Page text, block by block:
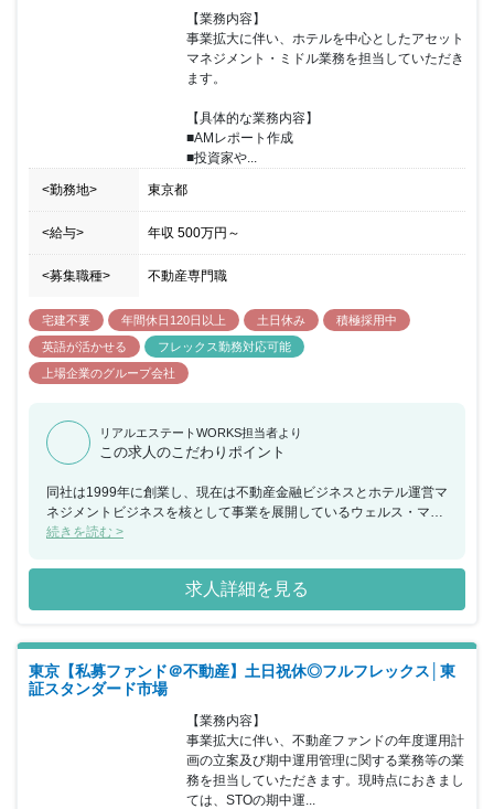
で取得できるリフレッシュ休暇やコアタイム無しのフル・フレック
スなので、ご自身の裁量で出勤時間を調整出来ます。その他にも資
格支援、住宅手当、フリードリンクなどの福利厚生がございます。
【業務内容】
事業拡大に伴い、ホテルを中心としたアセット
マネジメント・ミドル業務を担当していただき
ます。
【具体的な業務内容】
■AMレポート作成
■投資家や...
<勤務地> 東京都
<給与> 年収 500万円 ～
<募集職種> 不動産専門職
宅建不要 年間休日120日以上 土日休み
積極採用中
英語が活かせる
フレックス勤務対応可能
上場企業のグループ会社
リアルエステートWORKS担当者より
この求人のこだわりポイント
同社は1999年に創業し、現在は不動産金融ビジネスとホテル運営マ
ネジメントビジネスを核として事業を展開しているウェルス・マネ
ジメント株式会社（2022年4月東証スタンダード市場上場）のグル
特徴で、同社の主要メンバーは、過去4,000億円の不動産及び債権
案件に関わることで、不動産投資マーケットにおいて実績を積み、
アセットマネジメント業務の領域でも我が国の不動産金融市場の黎
応えするサービスの提供を可能にするため、同社は広範囲かつ細や
かなネットワークを構築しています。 【同社の魅力】 全社員の顔
が見えやすく、風通しの良い社風です。また有給以外にも5日連続
で取得できるリフレッシュ休暇やコアタイム無しのフル・フレック
スなので、ご自身の裁量で出勤時間を調整出来ます。その他にも資
格支援、住宅手当、フリードリンクなどの福利厚生がございます。
続きを読む >
求人詳細を見る
東京【私募ファンド＠不動産】土日祝休◎フルフレックス│東
証スタンダード市場
【業務内容】
事業拡大に伴い、不動産ファンドの年度運用計
画の立案及び期中運用管理に関する業務等の業
務を担当していただきます。現時点におきまし
ては、STOの期中運...